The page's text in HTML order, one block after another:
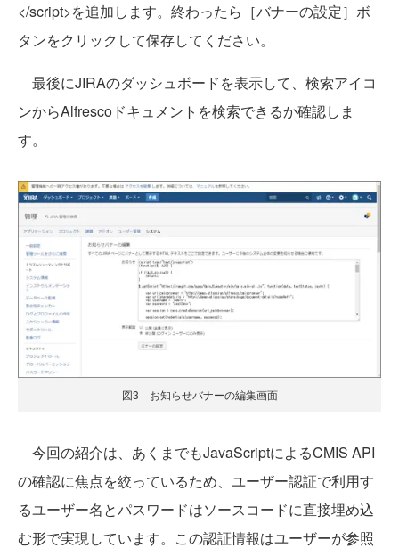
</script>を追加します。終わったら［バナーの設定］ボ
タンをクリックして保存してください。
最後にJIRAのダッシュボードを表示して、検索アイコ
ンからAlfrescoドキュメントを検索できるか確認しま
す。
図3 お知らせバナーの編集画面
今回の紹介は、あくまでもJavaScriptによるCMIS API
の確認に焦点を絞っているため、ユーザー認証で利用す
るユーザー名とパスワードはソースコードに直接埋め込
む形で実現しています。この認証情報はユーザーが参照